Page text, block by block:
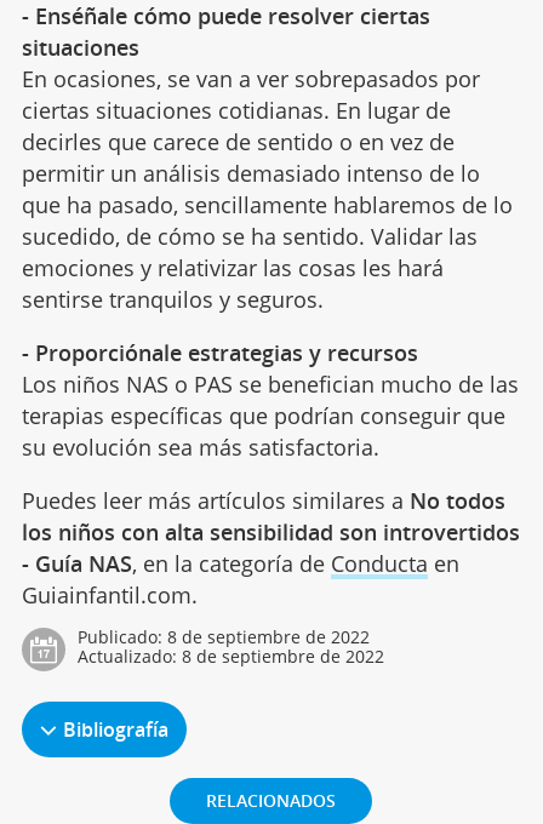
- Enséñale cómo puede resolver ciertas
situaciones
En ocasiones, se van a ver sobrepasados por
ciertas situaciones cotidianas. En lugar de
decirles que carece de sentido o en vez de
permitir un análisis demasiado intenso de lo
que ha pasado, sencillamente hablaremos de lo
sucedido, de cómo se ha sentido. Validar las
emociones y relativizar las cosas les hará
sentirse tranquilos y seguros.
- Proporciónale estrategias y recursos
Los niños NAS o PAS se benefician mucho de las
terapias específicas que podrían conseguir que
su evolución sea más satisfactoria.
Puedes leer más artículos similares a No todos
los niños con alta sensibilidad son introvertidos
- Guía NAS, en la categoría de Conducta en
Guiainfantil.com.
Publicado: 8 de septiembre de 2022
Actualizado: 8 de septiembre de 2022
Bibliografía
RELACIONADOS